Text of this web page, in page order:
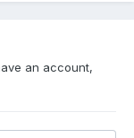
an account,